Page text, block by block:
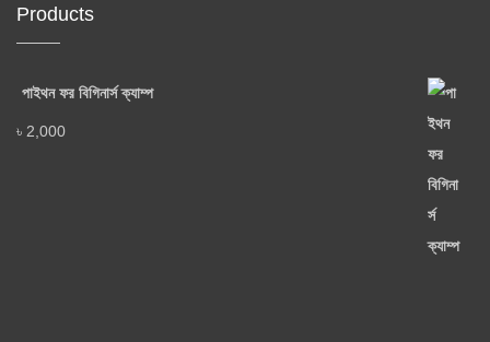
Products
পাইথন ফর বিগিনার্স ক্যাম্প
৳ 2,000